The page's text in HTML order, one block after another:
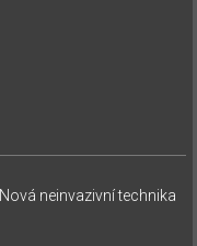
Nová neinvazivní technika